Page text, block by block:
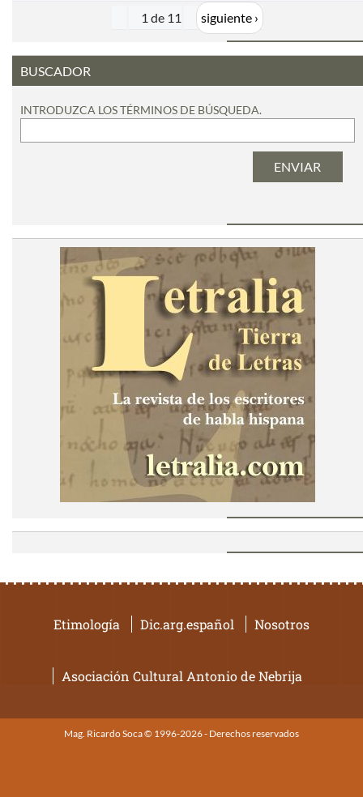
1 de 11 siguiente ›
BUSCADOR
INTRODUZCA LOS TÉRMINOS DE BÚSQUEDA.
Etimología Dic.arg.español Nosotros
Asociación Cultural Antonio de Nebrija
Mag. Ricardo Soca © 1996-2026 - Derechos reservados